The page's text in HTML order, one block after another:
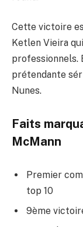
Cette victoire
Ketlen Vieira
professionnels.
prétendante
Nunes.
Faits
McMann
Premier
top 10
9ème